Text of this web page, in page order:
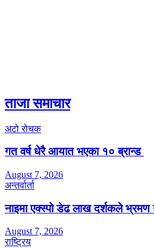
ताजा समाचार
अटो रोचक
गत वर्ष धेरै आयात भएका १० ब्रान्ड
August 7, 2026
अन्तर्वार्ता
नाइमा एक्स्पो डेढ लाख दर्शकले भ्रमण
August 7, 2026
राष्ट्रिय